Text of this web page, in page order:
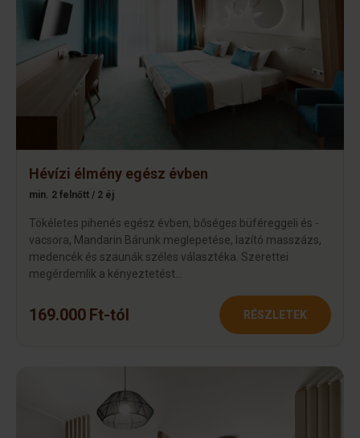
Hévízi élmény egész évben
min. 2 felnőtt / 2 éj
Tökéletes pihenés egész évben, bőséges büféreggeli és -
vacsora, Mandarin Bárunk meglepetése, lazító masszázs,
medencék és szaunák széles választéka. Szerettei
megérdemlik a kényeztetést…
169.000 Ft-tól RÉSZLETEK